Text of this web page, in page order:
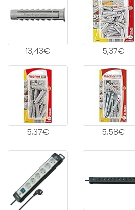
13,43€ 5,37€
5,37€ 5,58€